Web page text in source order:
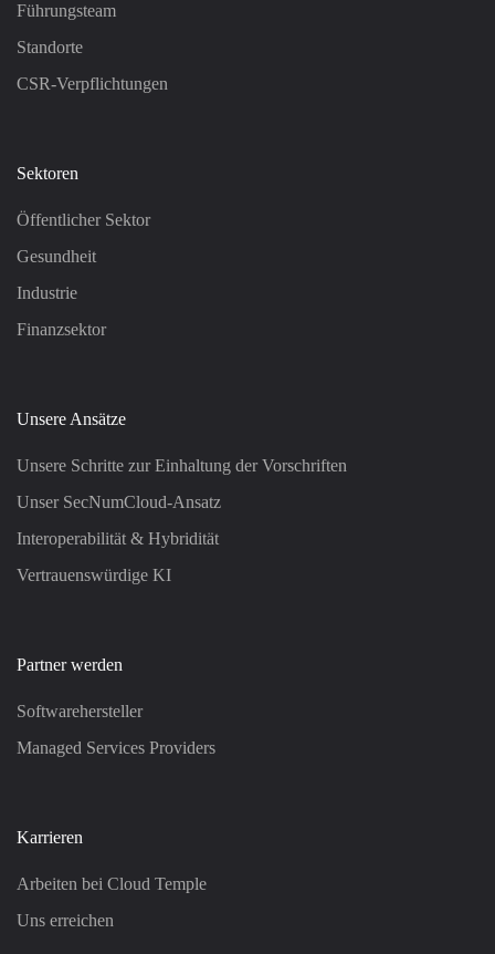
Führungsteam
Standorte
CSR-Verpflichtungen
Sektoren
Öffentlicher Sektor
Gesundheit
Industrie
Finanzsektor
Unsere Ansätze
Unsere Schritte zur Einhaltung der Vorschriften
Unser SecNumCloud-Ansatz
Interoperabilität & Hybridität
Vertrauenswürdige KI
Partner werden
Softwarehersteller
Managed Services Providers
Karrieren
Arbeiten bei Cloud Temple
Uns erreichen